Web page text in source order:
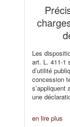
Les
art. L. 411-1
d’utilité
concession
s’appliquent
une
en lire plus